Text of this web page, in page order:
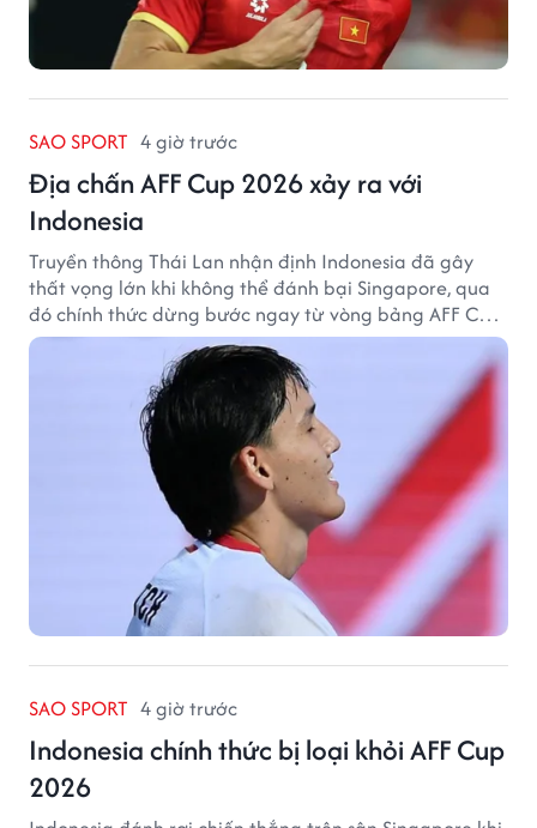
SAO SPORT 4 giờ trước
Địa chấn AFF Cup 2026 xảy ra với
Indonesia
Truyền thông Thái Lan nhận định Indonesia đã gây
thất vọng lớn khi không thể đánh bại Singapore, qua
đó chính thức dừng bước ngay từ vòng bảng AFF Cup
2026.
SAO SPORT 4 giờ trước
Indonesia chính thức bị loại khỏi AFF Cup
2026